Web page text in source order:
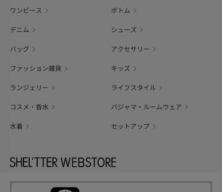
ワンピース ボトム
デニム シューズ
バッグ アクセサリー
ファッション雑貨 キッズ
ランジェリー ライフスタイル
コスメ・香水 パジャマ・ルームウェア
水着 セットアップ